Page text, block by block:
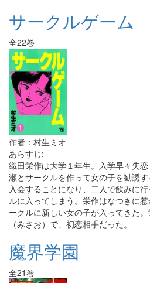
サークルゲーム
全22巻
作者：村生ミオ
あらすじ:
織田栄作は大学１年生。入学早々失
瀬とサークルを作って女の子を勧誘
入会することになり、二人で飲みに
ルに入ってしまう。栄作はなつきに
ークルに新しい女の子が入ってきた
（みさお）で、初恋相手だった。
魔界学園
全21巻